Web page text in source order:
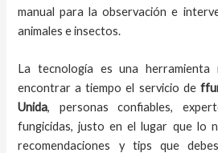
manual para la observación e
animales e insectos.
La tecnología es una
encontrar a tiempo el servicio de
Unida, personas confiables,
fungicidas, justo en el lugar que lo
recomendaciones y tips que